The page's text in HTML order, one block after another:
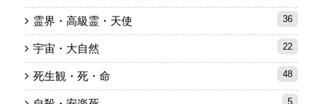
霊界・高級霊・天使 36
宇宙・大自然 22
死生観・死・命 48
5